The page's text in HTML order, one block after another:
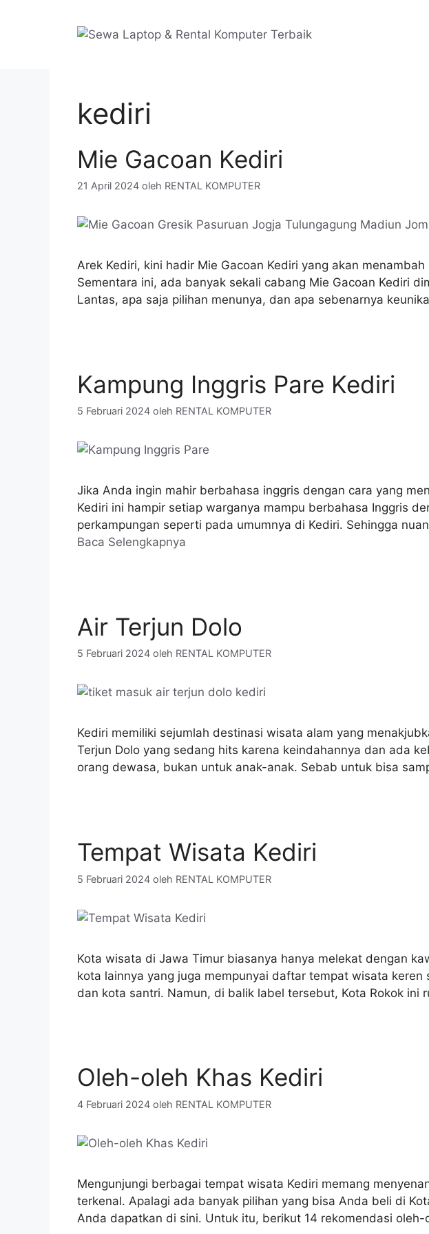
kediri
Mie Gacoan Kediri
21 April 2024 oleh RENTAL KOMPUTER
Arek Kediri, kini hadir Mie Gacoan Kediri yang akan
Sementara ini, ada banyak sekali cabang Mie Gacoan Kediri
Lantas, apa saja pilihan menunya, dan apa sebenarnya
Kampung Inggris Pare Kediri
5 Februari 2024 oleh RENTAL KOMPUTER
Jika Anda ingin mahir berbahasa inggris dengan cara yang
Kediri ini hampir setiap warganya mampu berbahasa Inggris
perkampungan seperti pada umumnya di Kediri. Sehingga
Baca Selengkapnya
Air Terjun Dolo
5 Februari 2024 oleh RENTAL KOMPUTER
Kediri memiliki sejumlah destinasi wisata alam yang
Terjun Dolo yang sedang hits karena keindahannya dan ada
orang dewasa, bukan untuk anak-anak. Sebab untuk bisa
Tempat Wisata Kediri
5 Februari 2024 oleh RENTAL KOMPUTER
Kota wisata di Jawa Timur biasanya hanya melekat dengan
kota lainnya yang juga mempunyai daftar tempat wisata
dan kota santri. Namun, di balik label tersebut, Kota Rokok ini
Oleh-oleh Khas Kediri
4 Februari 2024 oleh RENTAL KOMPUTER
Mengunjungi berbagai tempat wisata Kediri memang
terkenal. Apalagi ada banyak pilihan yang bisa Anda beli di
Anda dapatkan di sini. Untuk itu, berikut 14 rekomendasi